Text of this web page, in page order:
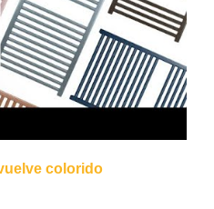
colorido